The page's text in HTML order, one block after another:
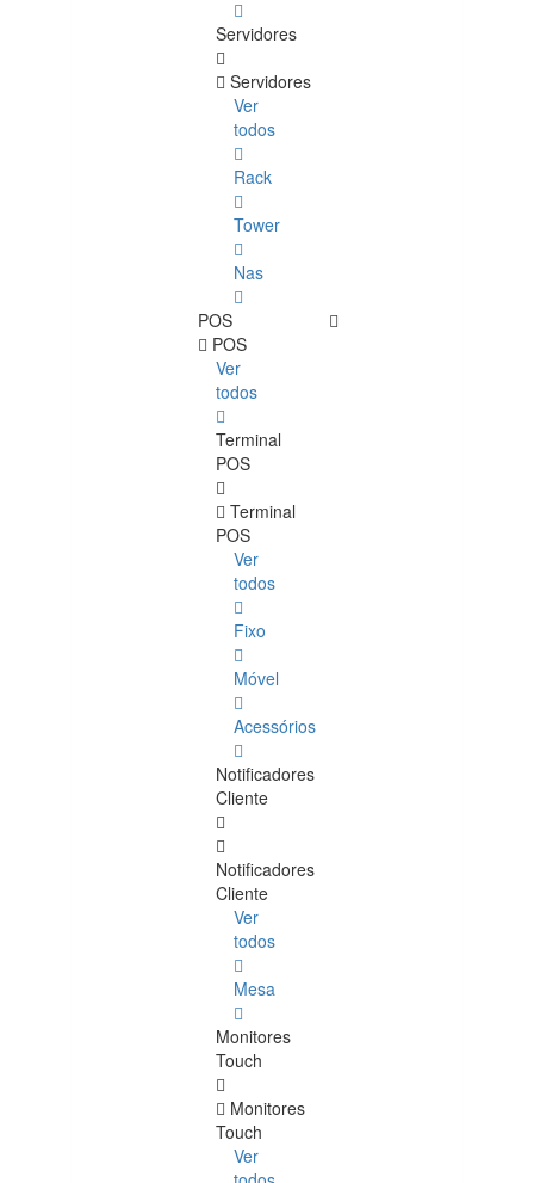
Servidores
Servidores
Ver
todos
Rack
Tower
Nas
POS
POS
Ver
todos
Terminal
POS
Terminal
POS
Ver
todos
Fixo
Móvel
Acessórios
Notificadores
Cliente
Notificadores
Cliente
Ver
todos
Mesa
Monitores
Touch
Monitores
Touch
Ver